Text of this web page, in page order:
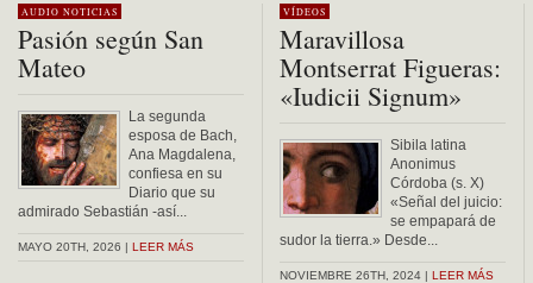
AUDIO NOTICIAS
Pasión según San
Mateo
La segunda
esposa de Bach,
Ana Magdalena,
confiesa en su
Diario que su
admirado Sebastián -así...
MAYO 20TH, 2026 | LEER MÁS
VÍDEOS
Maravillosa
Montserrat Figueras:
«Iudicii Signum»
Sibila latina
Anonimus
Córdoba (s. X)
«Señal del juicio:
se empapará de
sudor la tierra.» Desde...
NOVIEMBRE 26TH, 2024 | LEER MÁS